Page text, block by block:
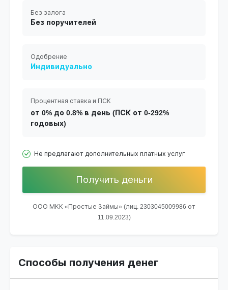
Без залога
Без поручителей
Одобрение
Индивидуально
Процентная ставка и ПСК
от 0% до 0.8% в день (ПСК от 0-292%
годовых)
Не предлагают дополнительных платных услуг
Получить деньги
ООО МКК «Простые Займы» (лиц. 2303045009986 от
11.09.2023)
Способы получения денег